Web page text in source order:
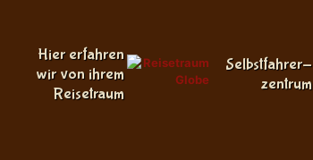
Hier erfahren
wir von ihrem
Reisetraum
Selbstfahrer-
zentrum